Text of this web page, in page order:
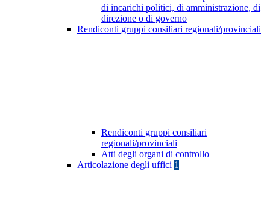
di incarichi politici, di amministrazione, di
direzione o di governo
Rendiconti gruppi consiliari regionali/provinciali
Rendiconti gruppi consiliari
regionali/provinciali
Atti degli organi di controllo
Articolazione degli uffici 1